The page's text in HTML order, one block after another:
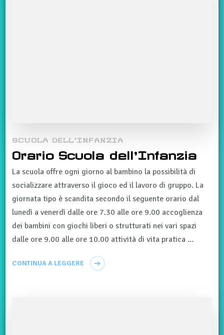
SCUOLA DELL'INFANZIA
Orario Scuola dell’Infanzia
La scuola offre ogni giorno al bambino la possibilità di
socializzare attraverso il gioco ed il lavoro di gruppo. La
giornata tipo è scandita secondo il seguente orario dal
lunedì a venerdì dalle ore 7.30 alle ore 9.00 accoglienza
dei bambini con giochi liberi o strutturati nei vari spazi
dalle ore 9.00 alle ore 10.00 attività di vita pratica …
CONTINUA A LEGGERE